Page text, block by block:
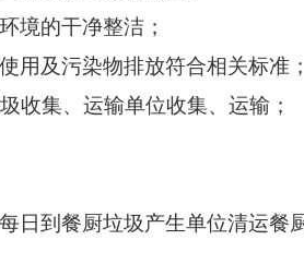
境的干净整洁；
及污染物排放符合相关标准；
集、运输单位收集、运输；
到餐厨垃圾产生单位清运餐